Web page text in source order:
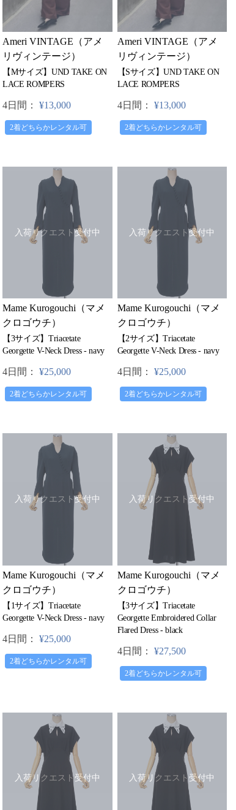
Ameri VINTAGE（アメ
リヴィンテージ）
【Mサイズ】UND TAKE ON
LACE ROMPERS
4日間： ¥13,000
2着どちらかレンタル可
Ameri VINTAGE（アメ
リヴィンテージ）
【Sサイズ】UND TAKE ON
LACE ROMPERS
4日間： ¥13,000
2着どちらかレンタル可
入荷リクエスト受付中
Mame Kurogouchi（マメ
クロゴウチ）
【3サイズ】Triacetate
Georgette V-Neck Dress - navy
4日間： ¥25,000
2着どちらかレンタル可
入荷リクエスト受付中
Mame Kurogouchi（マメ
クロゴウチ）
【2サイズ】Triacetate
Georgette V-Neck Dress - navy
4日間： ¥25,000
2着どちらかレンタル可
入荷リクエスト受付中
Mame Kurogouchi（マメ
クロゴウチ）
【1サイズ】Triacetate
Georgette V-Neck Dress - navy
4日間： ¥25,000
2着どちらかレンタル可
入荷リクエスト受付中
Mame Kurogouchi（マメ
クロゴウチ）
【3サイズ】Triacetate
Georgette Embroidered Collar
Flared Dress - black
4日間： ¥27,500
2着どちらかレンタル可
入荷リクエスト受付中 入荷リクエスト受付中